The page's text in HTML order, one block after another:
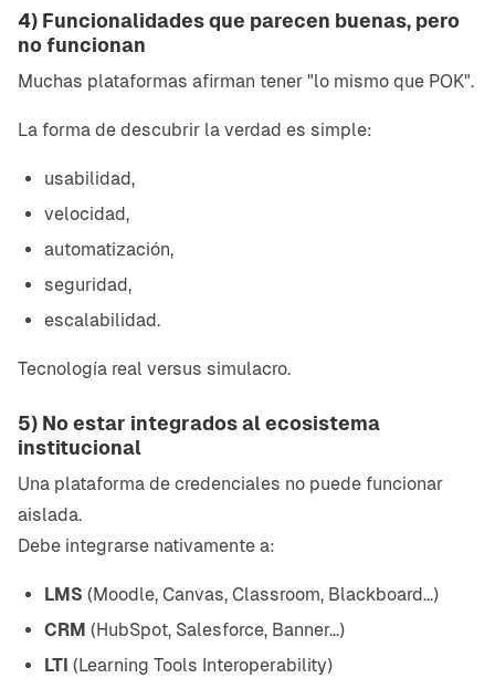
4) Funcionalidades que parecen buenas, pero
no funcionan
Muchas plataformas afirman tener "lo mismo que POK".
La forma de descubrir la verdad es simple:
usabilidad,
velocidad,
automatización,
seguridad,
escalabilidad.
Tecnología real versus simulacro.
5) No estar integrados al ecosistema
institucional
Una plataforma de credenciales no puede funcionar
aislada.
Debe integrarse nativamente a:
LMS (Moodle, Canvas, Classroom, Blackboard...)
CRM (HubSpot, Salesforce, Banner...)
LTI (Learning Tools Interoperability)